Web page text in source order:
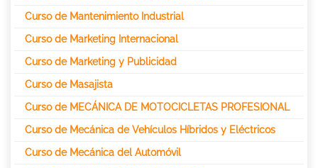
Curso de Mantenimiento Industrial
Curso de Marketing Internacional
Curso de Marketing y Publicidad
Curso de Masajista
Curso de MECÁNICA DE MOTOCICLETAS PROFESIONAL
Curso de Mecánica de Vehículos Híbridos y Eléctricos
Curso de Mecánica del Automóvil